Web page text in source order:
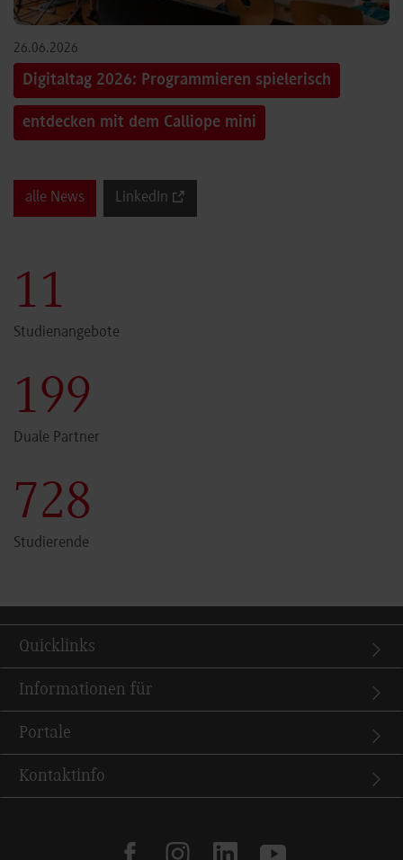
26.06.2026
Digitaltag 2026: Programmieren spielerisch
entdecken mit dem Calliope mini
alle News LinkedIn
11
Studienangebote
199
Duale Partner
730
Studierende
Quicklinks
Informationen für
Portale
Kontaktinfo
facebookinstagramlinkedinyoutube